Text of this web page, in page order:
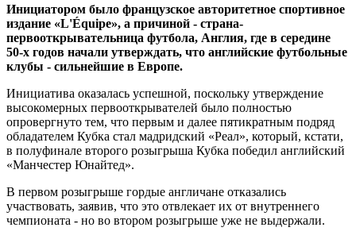
Инициатором было французское авторитетное спортивное
издание «L'Équipe», а причиной - страна-
первооткрывательница футбола, Англия, где в середине
50-х годов начали утверждать, что английские футбольные
клубы - сильнейшие в Европе.
Инициатива оказалась успешной, поскольку утверждение
высокомерных первооткрывателей было полностью
опровергнуто тем, что первым и далее пятикратным подряд
обладателем Кубка стал мадридский «Реал», который, кстати,
в полуфинале второго розыгрыша Кубка победил английский
«Манчестер Юнайтед».
В первом розыгрыше гордые англичане отказались
участвовать, заявив, что это отвлекает их от внутреннего
чемпионата - но во втором розыгрыше уже не выдержали.